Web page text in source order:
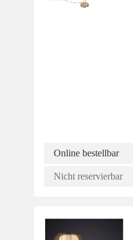
Online bestellbar
Nicht reservierbar